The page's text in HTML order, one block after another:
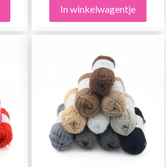
In winkelwagentje